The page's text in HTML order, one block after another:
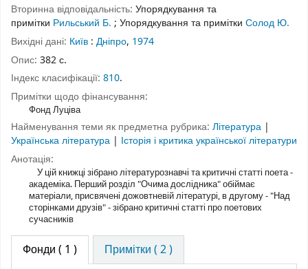
Вторинна відповідальність: Упорядкування та
примітки Рильський Б. ; Упорядкування та примітки Солод Ю.
Вихідні дані: Київ : Дніпро, 1974
Опис: 382 с.
Індекс класифікації: 810.
Примітки щодо фінансування:
Фонд Луціва
Найменування теми як предметна рубрика: Література |
Українська література | Історія і критика української літератури
Анотація:
У цій книжці зібрано літературознавчі та критичні статті поета -
академіка. Перший розділ "Очима дослідника" обіймає
матеріали, присвячені дожовтневій літературі, в другому - "Над
сторінками друзів" - зібрано критичні статті про поетових
сучасників
Фонди ( 1 ) Примітки ( 2 )